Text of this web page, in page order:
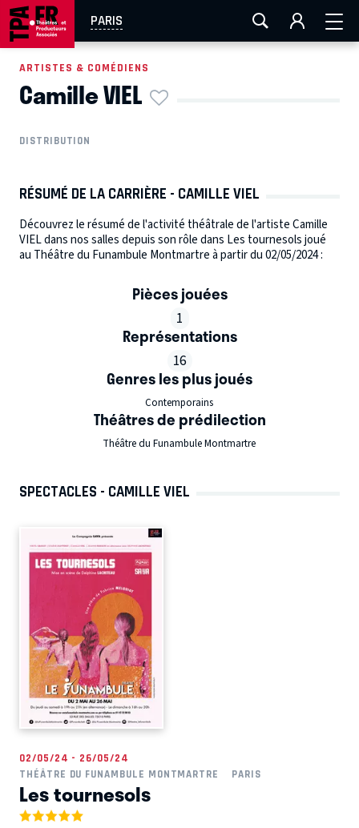
PARIS
AIX-MARSEILLE LA ROCHELLE
EN TOURNÉE
ARTISTES & COMÉDIENS
Camille VIEL
DISTRIBUTION
RÉSUMÉ DE LA CARRIÈRE - CAMILLE VIEL
Découvrez le résumé de l'activité théâtrale de l'artiste Camille
VIEL dans nos salles depuis son rôle dans Les tournesols joué
au Théâtre du Funambule Montmartre à partir du 02/05/2024 :
Pièces jouées
1
Représentations
16
Genres les plus joués
Contemporains
Théâtres de prédilection
Théâtre du Funambule Montmartre
SPECTACLES - CAMILLE VIEL
02/05/24 - 26/05/24
THÉÂTRE DU FUNAMBULE MONTMARTRE
PARIS
Les tournesols